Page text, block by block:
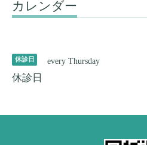
カレンダー
休診日 every Thursday
休診日